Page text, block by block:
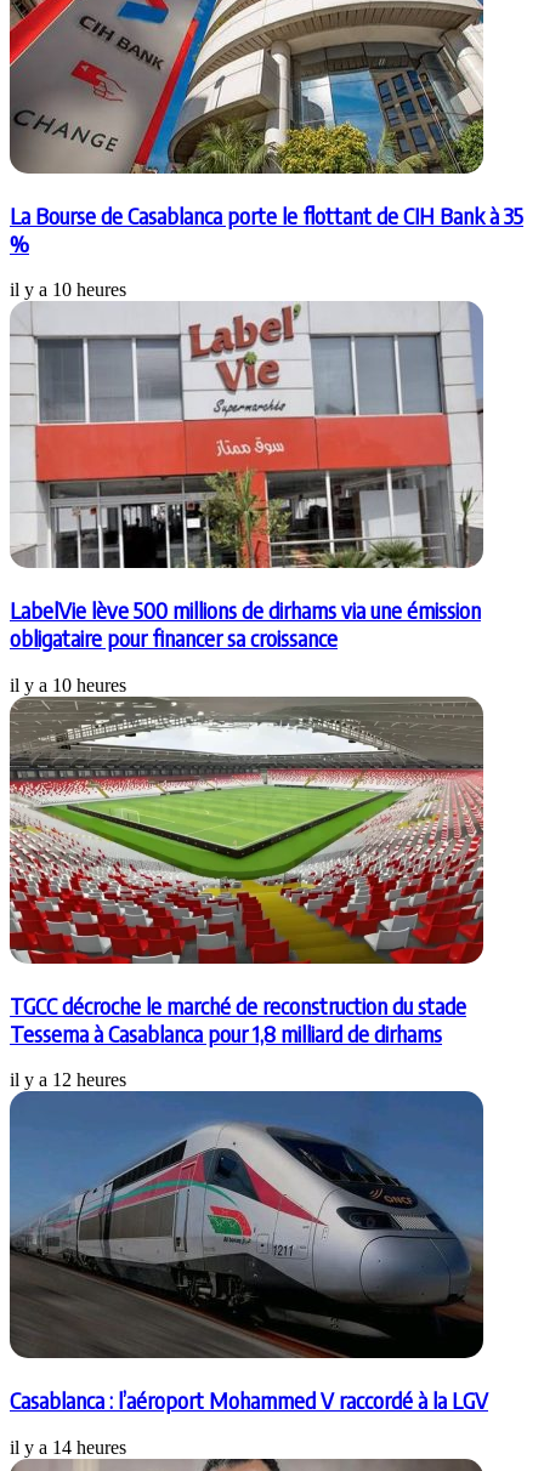
La Bourse de Casablanca porte le flottant de CIH Bank à 35
%
il y a 10 heures
LabelVie lève 500 millions de dirhams via une émission
obligataire pour financer sa croissance
il y a 10 heures
TGCC décroche le marché de reconstruction du stade
Tessema à Casablanca pour 1,8 milliard de dirhams
il y a 12 heures
Casablanca : l’aéroport Mohammed V raccordé à la LGV
il y a 14 heures